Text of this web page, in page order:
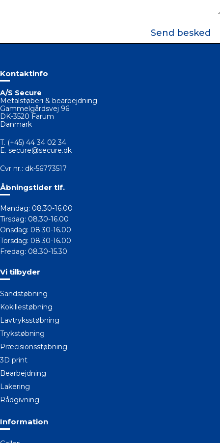
*
e
Kontaktinfo
A/S Secure
Metalstøberi & bearbejdning
Gammelgårdsvej 96
DK-3520 Farum
Danmark
T. (+45) 44 34 02 34
E. secure@secure.dk
Cvr nr.: dk-56773517
Åbningstider tlf.
Mandag: 08.30-16.00
Tirsdag: 08.30-16.00
Onsdag: 08.30-16.00
Torsdag: 08.30-16.00
Fredag: 08.30-15.30
Vi tilbyder
Sandstøbning
Kokillestøbning
Lavtryksstøbning
Trykstøbning
Præcisionsstøbning
3D print
Bearbejdning
Lakering
Rådgivning
Information